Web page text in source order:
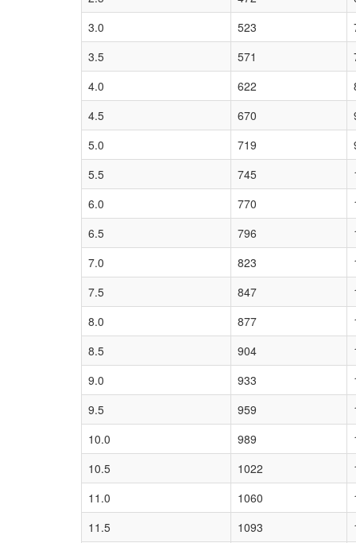
3.0
523
3.5
571
4.0
622
4.5
670
5.0
719
5.5
745
6.0
770
6.5
796
7.0
823
7.5
847
8.0
877
8.5
904
9.0
933
9.5
959
10.0
989
10.5
1022
11.0
1060
11.5
1093